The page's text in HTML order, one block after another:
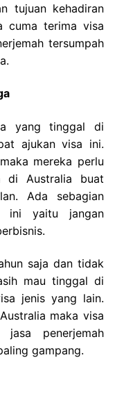
tujuan kehadiran
cuma terima visa
tersumpah
yang tinggal di
ajukan visa ini.
mereka perlu
di Australia buat
Ada sebagian
ini yaitu jangan
saja dan tidak
mau tinggal di
jenis yang lain.
maka visa
penerjemah
gampang.